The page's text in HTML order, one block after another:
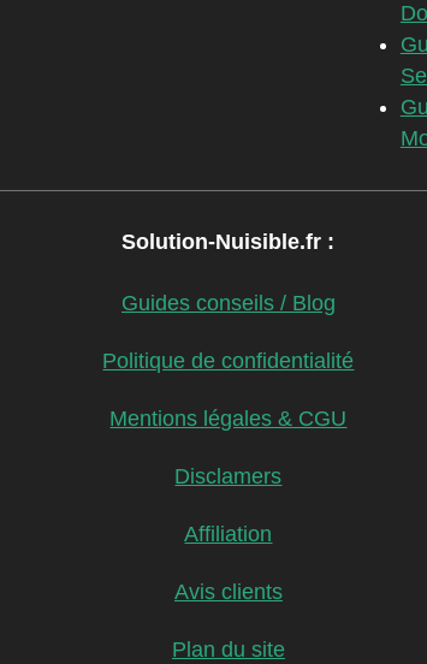
Solution-Nuisible.fr :
Guides conseils / Blog
Politique de confidentialité
Mentions légales & CGU
Disclamers
Affiliation
Avis clients
Plan du site